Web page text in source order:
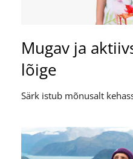
Mugav ja
lõige
Särk istub mõnusalt